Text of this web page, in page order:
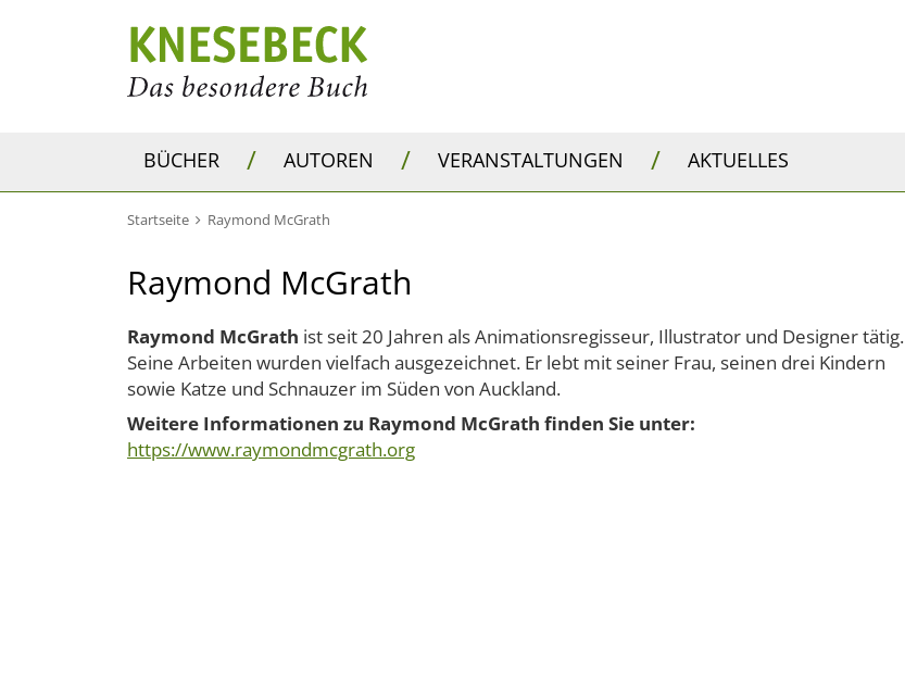
BÜCHER / AUTOREN / VERANSTALTUNGEN / AKTUELLES
Startseite Raymond McGrath
Raymond McGrath
Raymond McGrath ist seit 20 Jahren als Animationsregisseur, Illustrator und Designer tätig.
Seine Arbeiten wurden vielfach ausgezeichnet. Er lebt mit seiner Frau, seinen drei Kindern
sowie Katze und Schnauzer im Süden von Auckland.
Weitere Informationen zu Raymond McGrath finden Sie unter:
https://www.raymondmcgrath.org